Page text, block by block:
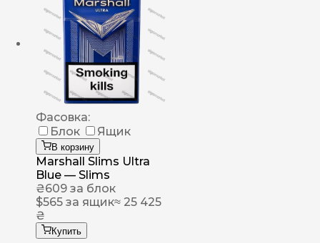
Фасовка:
Блок
Ящик
В корзину
Marshall Slims Ultra
Blue — Slims
₴609 за блок
$565 за ящик≈ 25 425
₴
Купить